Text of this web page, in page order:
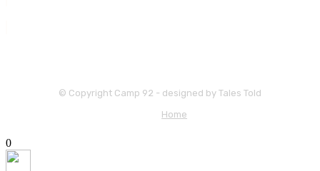
© Copyright Camp 92 - designed by Tales Told
Home
0